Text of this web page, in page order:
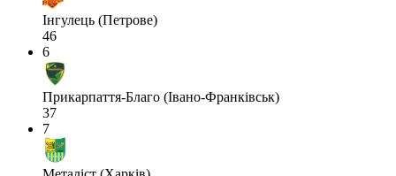
Інгулець (Петрове)
46
6
Прикарпаття-Благо (Івано-Франківськ)
37
7